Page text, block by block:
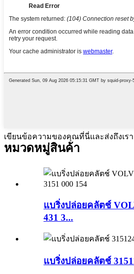
เขียนข้อความของคุณที่นี่และส่งถึงเรา
หมวดหมู่สินค้า
แบริ่งปล่อยคลัตช์
431 3...
แบริ่งปล่อยคลัตช์